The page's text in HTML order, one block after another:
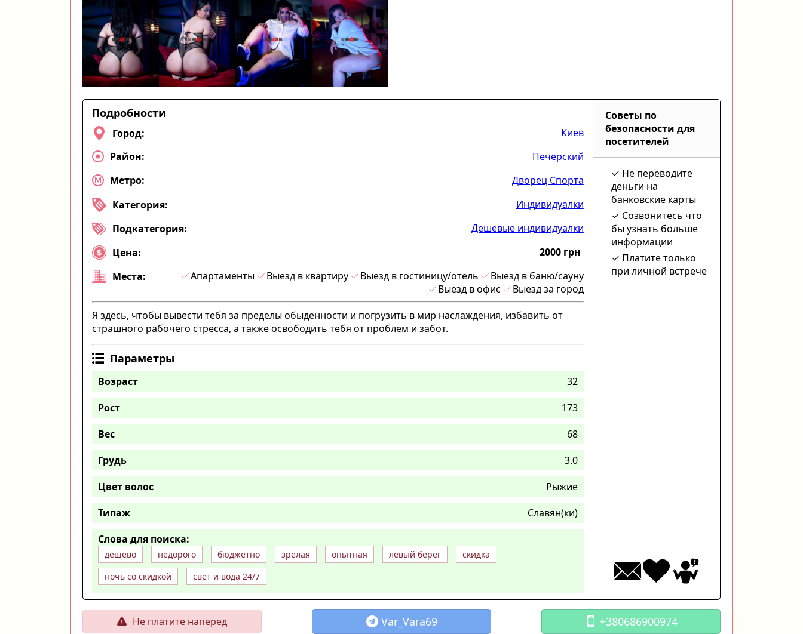
Подробности
Город:
Киев
Район:
Печерский
Метро:
Дворец Спорта
Категория:
Индивидуалки
Подкатегория:
Дешевые индивидуалки
Цена:
2000 грн
Места:
Апартаменты Выезд в квартиру Выезд в гостиницу/отель
Выезд в баню/сауну
Выезд в офис
Выезд за город
Я здесь, чтобы вывести тебя за пределы обыденности и погрузить в мир наслаждения, избавить от
страшного рабочего стресса, а также освободить тебя от проблем и забот.
Параметры
Возраст
32
Рост
173
Вес
68
Грудь
3.0
Цвет волос
Рыжие
Типаж
Славян(ки)
Слова для поиска:
дешево недорого бюджетно зрелая опытная левый берег
скидка
ночь со скидкой
свет и вода 24/7
Советы по
безопасности для
посетителей
Не переводите
деньги на
банковские карты
Созвонитесь что
бы узнать больше
информации
Платите только
при личной встрече
Не платите наперед Var_Vara69 +380686900974